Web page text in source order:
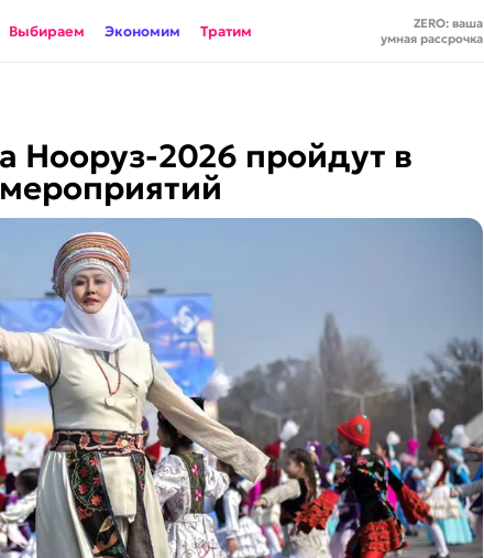
Выбираем Экономим Тратим
ZERO: ваша
умная рассрочка
Нооруз-2026 пройдут в